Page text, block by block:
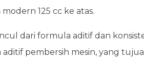
125 cc ke atas.
dari formula aditif dan
pembersih mesin, yang